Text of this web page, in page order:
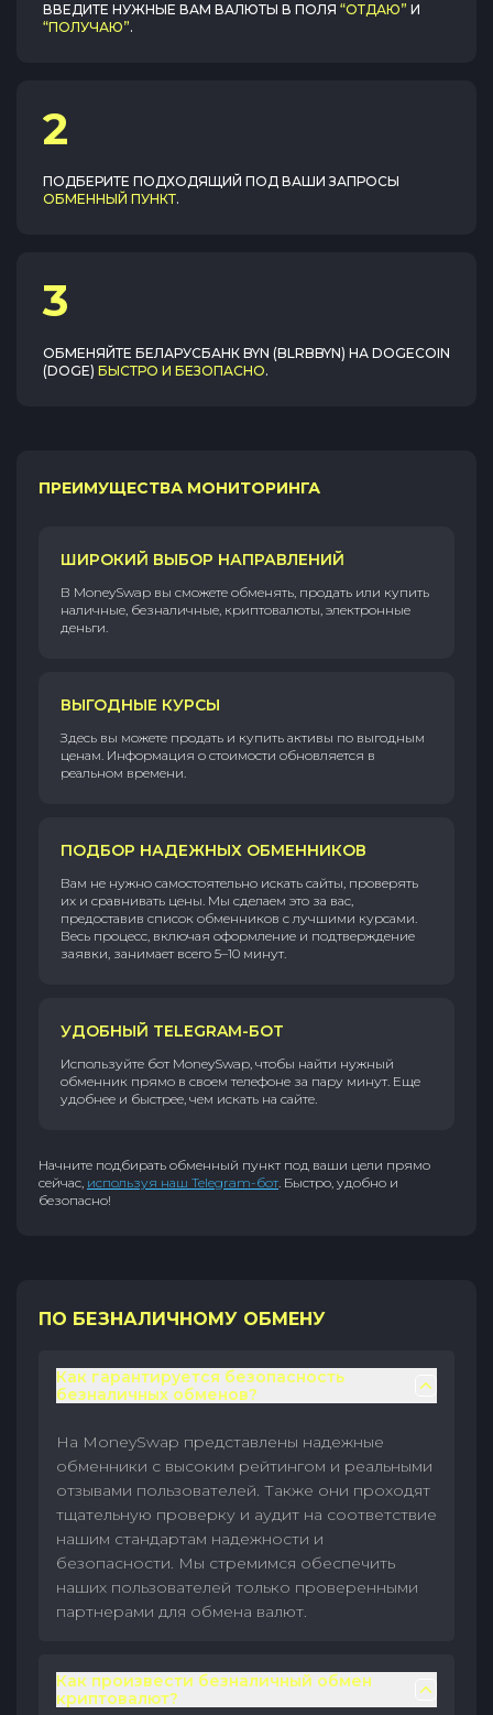
ВВЕДИТЕ НУЖНЫЕ ВАМ ВАЛЮТЫ В ПОЛЯ “ОТДАЮ” И
“ПОЛУЧАЮ”.
2
ПОДБЕРИТЕ ПОДХОДЯЩИЙ ПОД ВАШИ ЗАПРОСЫ
ОБМЕННЫЙ ПУНКТ.
3
ОБМЕНЯЙТЕ БЕЛАРУСБАНК BYN (BLRBBYN) НА DOGECOIN
(DOGE) БЫСТРО И БЕЗОПАСНО.
ПРЕИМУЩЕСТВА МОНИТОРИНГА
ШИРОКИЙ ВЫБОР НАПРАВЛЕНИЙ
В MoneySwap вы сможете обменять, продать или купить
наличные, безналичные, криптовалюты, электронные
деньги.
ВЫГОДНЫЕ КУРСЫ
Здесь вы можете продать и купить активы по выгодным
ценам. Информация о стоимости обновляется в
реальном времени.
ПОДБОР НАДЕЖНЫХ ОБМЕННИКОВ
Вам не нужно самостоятельно искать сайты, проверять
их и сравнивать цены. Мы сделаем это за вас,
предоставив список обменников с лучшими курсами.
Весь процесс, включая оформление и подтверждение
заявки, занимает всего 5–10 минут.
УДОБНЫЙ TELEGRAM-БОТ
Используйте бот MoneySwap, чтобы найти нужный
обменник прямо в своем телефоне за пару минут. Еще
удобнее и быстрее, чем искать на сайте.
Начните подбирать обменный пункт под ваши цели прямо
сейчас, используя наш Telegram-бот. Быстро, удобно и
безопасно!
ПО БЕЗНАЛИЧНОМУ ОБМЕНУ
Как гарантируется безопасность
безналичных обменов?
На MoneySwap представлены надежные
обменники с высоким рейтингом и реальными
отзывами пользователей. Также они проходят
тщательную проверку и аудит на соответствие
нашим стандартам надежности и
безопасности. Мы стремимся обеспечить
наших пользователей только проверенными
партнерами для обмена валют.
Как произвести безналичный обмен
криптовалют?